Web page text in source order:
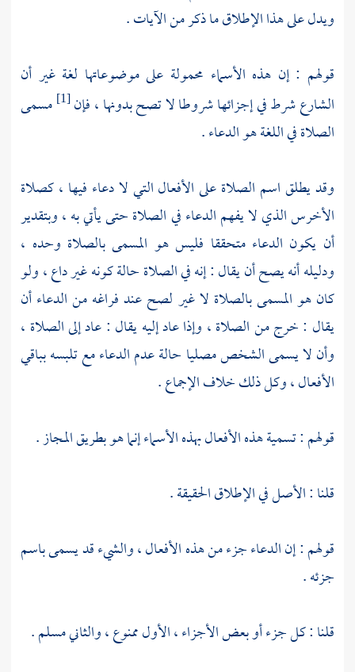
ويدل على هذا الإطلاق ما ذكر من الآيات .
قولهم : إن هذه الأسماء محمولة على موضوعاتها لغة غير أن
الشارع شرط في إجزائها شروطا لا تصح بدونها ، فإن[1]
مسمى
الصلاة في اللغة هو الدعاء .
وقد يطلق اسم الصلاة على الأفعال التي لا دعاء فيها ، كصلاة
الأخرس الذي لا يفهم الدعاء في الصلاة حتى يأتي به ، وبتقدير
أن يكون الدعاء متحققا فليس هو المسمى بالصلاة وحده ،
ودليله أنه يصح أن يقال : إنه في الصلاة حالة كونه غير داع ، ولو
كان هو المسمى بالصلاة لا غير لصح عند فراغه من الدعاء أن
يقال : خرج من الصلاة ، وإذا عاد إليه يقال : عاد إلى الصلاة ،
وأن لا يسمى الشخص مصليا حالة عدم الدعاء مع تلبسه بباقي
الأفعال ، وكل ذلك خلاف الإجماع .
قولهم : تسمية هذه الأفعال بهذه الأسماء إنما هو بطريق المجاز .
قلنا : الأصل في الإطلاق الحقيقة .
قولهم : إن الدعاء جزء من هذه الأفعال ، والشيء قد يسمى باسم
جزئه .
قلنا : كل جزء أو بعض الأجزاء ، الأول ممنوع ، والثاني مسلم .